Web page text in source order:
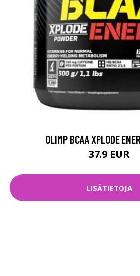
OLIMP BCAA XPLODE
37.9 EUR
LISÄTIETOJA